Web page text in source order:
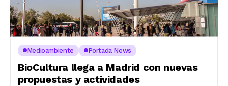
Medioambiente Portada News
BioCultura llega a Madrid con nuevas
propuestas y actividades